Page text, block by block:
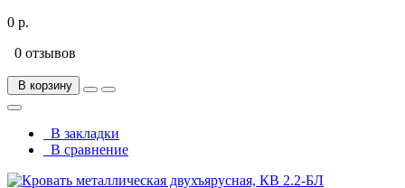
0 р.
0 отзывов
В корзину
В закладки
В сравнение